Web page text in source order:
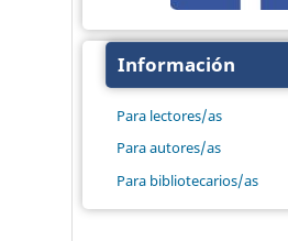
Información
Para lectores/as
Para autores/as
Para bibliotecarios/as